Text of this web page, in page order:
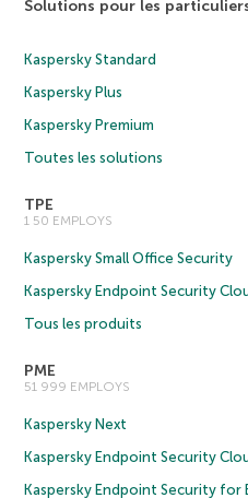
Solutions pour les
Kaspersky Standard
Kaspersky Plus
Kaspersky Premium
Toutes les solutions
TPE
1 50 EMPLOYS
Kaspersky Small Office Security
Kaspersky Endpoint Security
Tous les produits
PME
51 999 EMPLOYS
Kaspersky Next
Kaspersky Endpoint Security
Kaspersky Endpoint Security for